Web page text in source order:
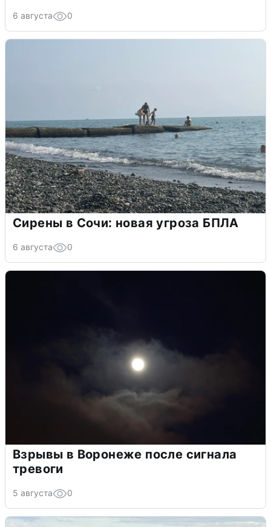
6 августа 0
Сирены в Сочи: новая угроза БПЛА
6 августа 0
Взрывы в Воронеже после сигнала
тревоги
5 августа 0